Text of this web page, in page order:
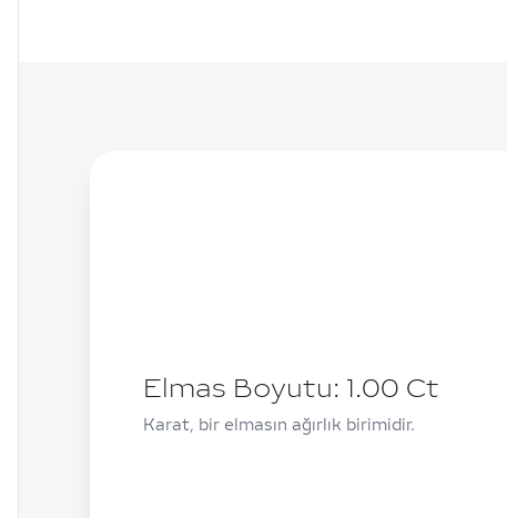
Elmas Boyutu: 1.00 Ct
Karat, bir elmasın ağırlık birimidir.